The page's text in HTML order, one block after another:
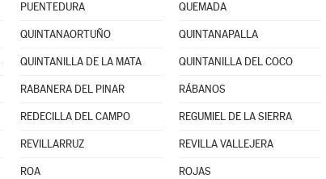
PUENTEDURA QUEMADA
QUINTANAORTUÑO QUINTANAPALLA
QUINTANILLA DE LA MATA QUINTANILLA DEL COCO
RABANERA DEL PINAR RÁBANOS
REDECILLA DEL CAMPO REGUMIEL DE LA SIERRA
REVILLARRUZ REVILLA VALLEJERA
ROA ROJAS